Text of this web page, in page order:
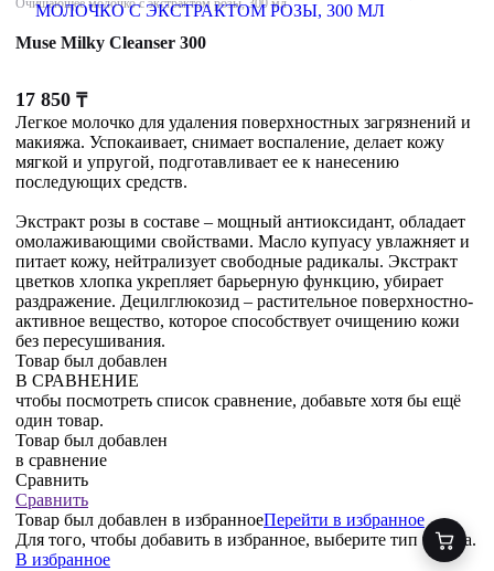
Очищающее молочко с экстрактом розы, 300 мл
Muse Milky Cleanser 300
17 850 ₸
Легкое молочко для удаления поверхностных загрязнений и
макияжа. Успокаивает, снимает воспаление, делает кожу
мягкой и упругой, подготавливает ее к нанесению
последующих средств.
Экстракт розы в составе – мощный антиоксидант, обладает
омолаживающими свойствами. Масло купуасу увлажняет и
питает кожу, нейтрализует свободные радикалы. Экстракт
цветков хлопка укрепляет барьерную функцию, убирает
раздражение. Децилглюкозид – растительное поверхностно-
активное вещество, которое способствует очищению кожи
без пересушивания.
Товар был добавлен
В СРАВНЕНИЕ
чтобы посмотреть список сравнение, добавьте хотя бы ещё
один товар.
Товар был добавлен
в сравнение
Сравнить
Сравнить
Товар был добавлен в избранноеПерейти в избранное
Для того, чтобы добавить в избранное, выберите тип товара.
В избранное